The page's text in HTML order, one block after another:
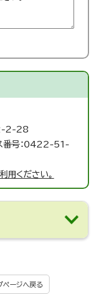
2-28
号：0422-51-
用ください。
ページへ戻る